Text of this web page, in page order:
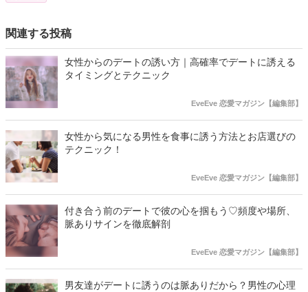
関連する投稿
女性からのデートの誘い方｜高確率でデートに誘える
タイミングとテクニック
EveEve 恋愛マガジン【編集部】
女性から気になる男性を食事に誘う方法とお店選びの
テクニック！
EveEve 恋愛マガジン【編集部】
付き合う前のデートで彼の心を掴もう♡頻度や場所、
脈ありサインを徹底解剖
EveEve 恋愛マガジン【編集部】
男友達がデートに誘うのは脈ありだから？男性の心理